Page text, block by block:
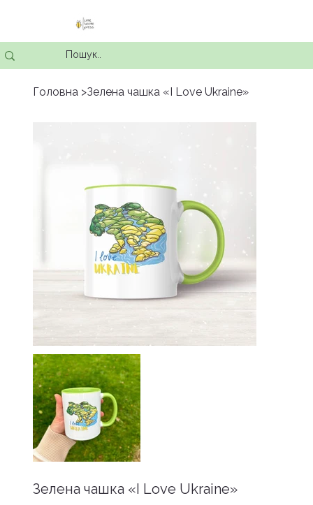
Головна >Зелена чашка «I Love Ukraine»
Зелена чашка «I Love Ukraine»